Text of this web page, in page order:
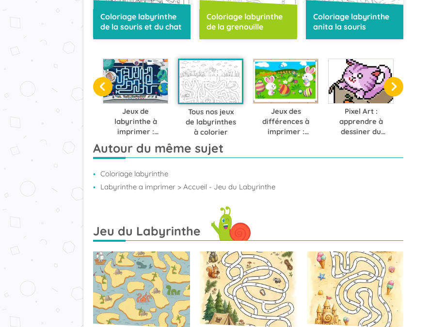
Coloriage labyrinthe
de la souris et du chat
Coloriage labyrinthe
de la grenouille
Coloriage labyrinthe
anita la souris
Jeux de
labyrinthe à
imprimer :
trouvez le bon
chemin !
Tous nos jeux
de labyrinthes
à colorier
Jeux des
différences à
imprimer :
Pixel Art :
apprendre à
dessiner du
Autour du même sujet
Coloriage labyrinthe
Labyrinthe a imprimer > Accueil - Jeu du Labyrinthe
Jeu du Labyrinthe